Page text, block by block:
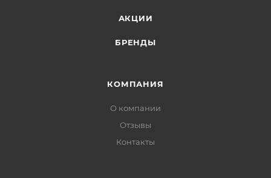
АКЦИИ
БРЕНДЫ
КОМПАНИЯ
О компании
Отзывы
Контакты